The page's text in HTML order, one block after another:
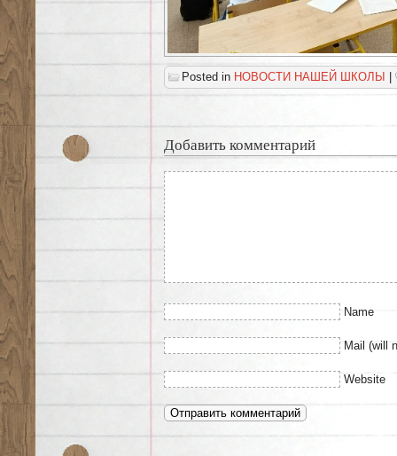
Posted in НОВОСТИ НАШЕЙ ШКОЛЫ |
Добавить комментарий
Name
Mail (will
Website